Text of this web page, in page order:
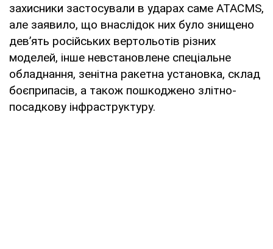
захисники застосували в ударах саме ATACMS,
але заявило, що внаслідок них було знищено
дев’ять російських вертольотів різних
моделей, інше невстановлене спеціальне
обладнання, зенітна ракетна установка, склад
боєприпасів, а також пошкоджено злітно-
посадкову інфраструктуру.